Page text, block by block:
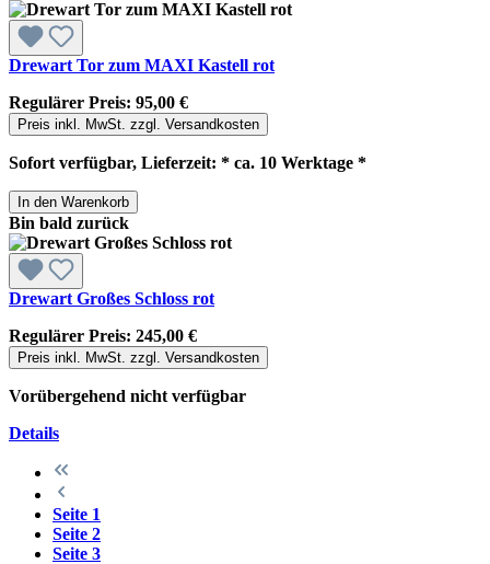
Drewart Tor zum MAXI Kastell rot
Regulärer Preis: 95,00 €
Preis inkl. MwSt. zzgl. Versandkosten
Sofort verfügbar, Lieferzeit: * ca. 10 Werktage *
In den Warenkorb
Bin bald zurück
Drewart Großes Schloss rot
Regulärer Preis: 245,00 €
Preis inkl. MwSt. zzgl. Versandkosten
Vorübergehend nicht verfügbar
Details
Seite 1
Seite 2
Seite 3